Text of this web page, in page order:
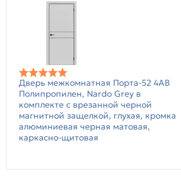
Дверь межкомнатная Порта-52 4AB
Полипропилен, Nardo Grey в
комплекте с врезанной черной
магнитной защелкой, глухая, кромка
алюминиевая черная матовая,
каркасно-щитовая